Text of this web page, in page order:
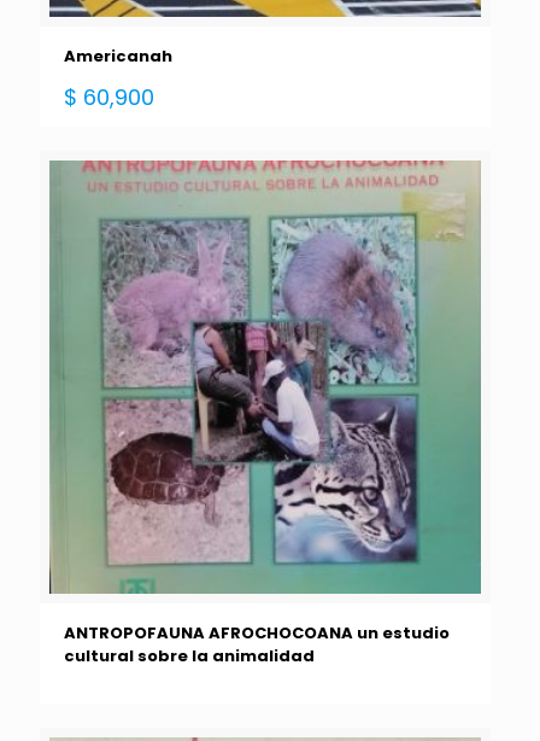
Americanah
$ 60,900
ANTROPOFAUNA AFROCHOCOANA un estudio
cultural sobre la animalidad